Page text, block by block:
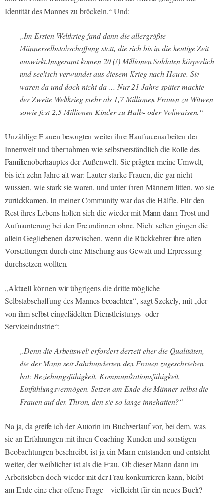
Identität des Mannes zu bröckeln.“ Und:
„Im Ersten Weltkrieg fand dann die allergrößte
Männerselbstabschaffung statt, die sich bis in die heutige Zeit
auswirkt.Insgesamt kamen 20 (!) Millionen Soldaten körperlich
und seelisch verwundet aus diesem Krieg nach Hause. Sie
waren da und doch nicht da … Nur 21 Jahre später machte
der Zweite Weltkrieg mehr als 1,7 Millionen Frauen zu Witwen
sowie fast 2,5 Millionen Kinder zu Halb- oder Vollwaisen.“
Unzählige Frauen besorgten weiter ihre Haufrauenarbeiten der
Innenwelt und übernahmen wie selbstverständlich die Rolle des
Familienoberhauptes der Außenwelt. Sie prägten meine Umwelt,
bis ich zehn Jahre alt war: Lauter starke Frauen, die gar nicht
wussten, wie stark sie waren, und unter ihren Männern litten, wo sie
zurückkamen. In meiner Community war das die Hälfte. Für den
Rest ihres Lebens holten sich die wieder mit Mann dann Trost und
Aufmunterung bei den Freundinnen ohne. Nicht selten gingen die
allein Gegliebenen dazwischen, wenn die Rückkehrer ihre alten
Vorstellungen durch eine Mischung aus Gewalt und Erpressung
durchsetzen wollten.
„Aktuell können wir übgrigens die dritte mögliche
Selbstabschaffung des Mannes beoachten“, sagt Szekely, mit „der
von ihm selbst eingefädelten Dienstleistungs- oder
Serviceindustrie“:
„Denn die Arbeitswelt erfordert derzeit eher die Qualitäten,
die der Mann seit Jahrhunderten den Frauen zugeschrieben
hat: Beziehungsfähigkeit, Kommunikationsfähigkeit,
Einfühlungsvermögen. Setzen am Ende die Männer selbst die
Frauen auf den Thron, den sie so lange innehatten?“
Na ja, da greife ich der Autorin im Buchverlauf vor, bei dem, was
sie an Erfahrungen mit ihren Coaching-Kunden und sonstigen
Beobachtungen beschreibt, ist ja ein Mann entstanden und entsteht
weiter, der weiblicher ist als die Frau. Ob dieser Mann dann im
Arbeitsleben doch wieder mit der Frau konkurrieren kann, bleibt
am Ende eine eher offene Frage – vielleicht für ein neues Buch?